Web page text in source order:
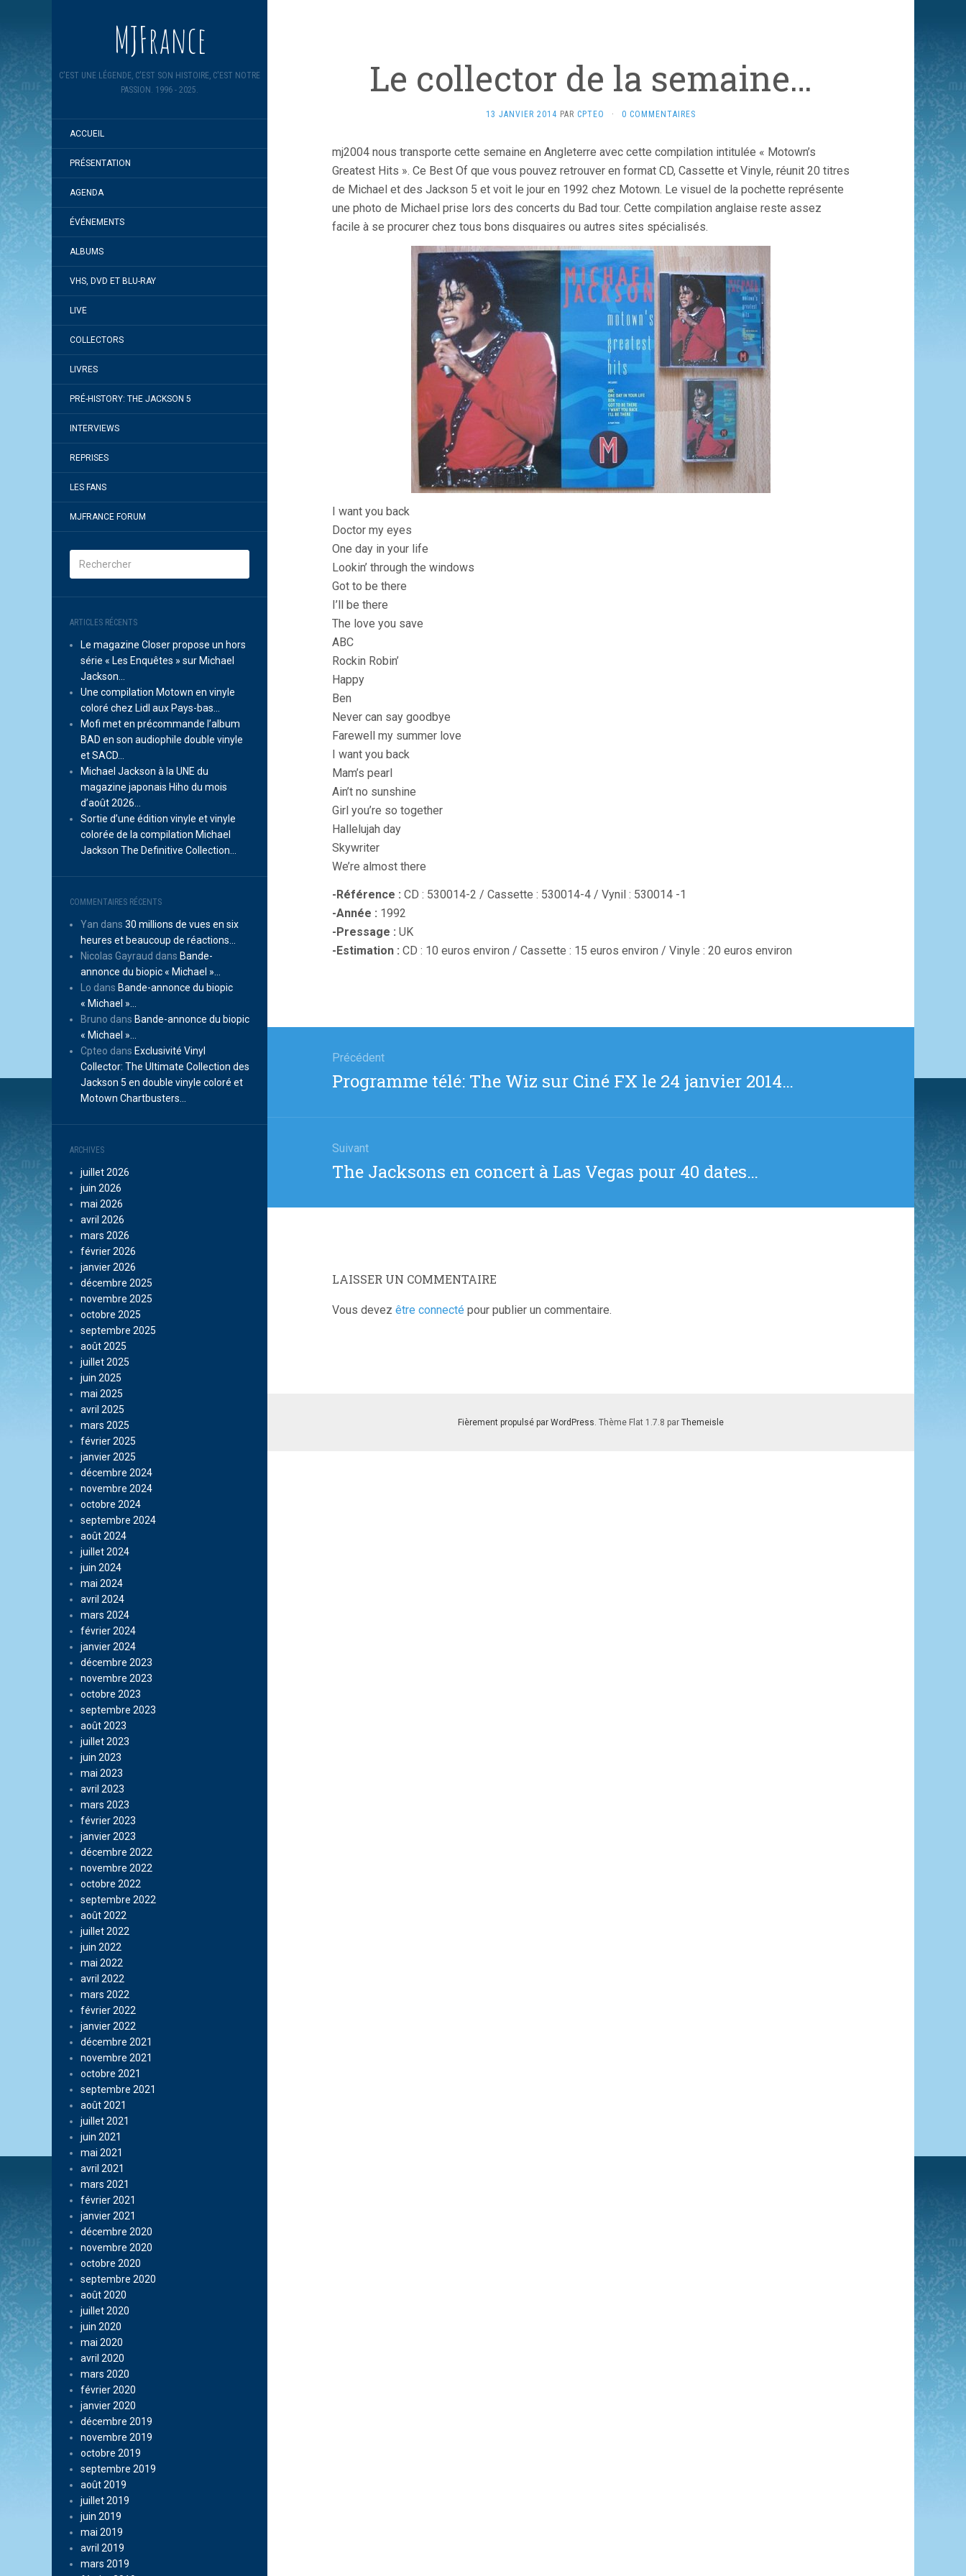
MJFrance
C'EST UNE LÉGENDE, C'EST SON HISTOIRE, C'EST NOTRE
PASSION. 1996 - 2025.
ACCUEIL
PRÉSENTATION
AGENDA
ÉVÉNEMENTS
ALBUMS
VHS, DVD ET BLU-RAY
LIVE
COLLECTORS
LIVRES
PRÉ-HISTORY: THE JACKSON 5
INTERVIEWS
REPRISES
LES FANS
MJFRANCE FORUM
ARTICLES RÉCENTS
Le magazine Closer propose un hors
série « Les Enquêtes » sur Michael
Jackson…
Une compilation Motown en vinyle
coloré chez Lidl aux Pays-bas…
Mofi met en précommande l’album
BAD en son audiophile double vinyle
et SACD…
Michael Jackson à la UNE du
magazine japonais Hiho du mois
d’août 2026…
Sortie d’une édition vinyle et vinyle
colorée de la compilation Michael
Jackson The Definitive Collection…
COMMENTAIRES RÉCENTS
Yan dans 30 millions de vues en six
heures et beaucoup de réactions…
Nicolas Gayraud dans Bande-
annonce du biopic « Michael »…
Lo dans Bande-annonce du biopic
« Michael »…
Bruno dans Bande-annonce du biopic
« Michael »…
Cpteo dans Exclusivité Vinyl
Collector: The Ultimate Collection des
Jackson 5 en double vinyle coloré et
Motown Chartbusters…
ARCHIVES
juillet 2026
juin 2026
mai 2026
avril 2026
mars 2026
février 2026
janvier 2026
décembre 2025
novembre 2025
octobre 2025
septembre 2025
août 2025
juillet 2025
juin 2025
mai 2025
avril 2025
mars 2025
février 2025
janvier 2025
décembre 2024
novembre 2024
octobre 2024
septembre 2024
août 2024
juillet 2024
juin 2024
mai 2024
avril 2024
mars 2024
février 2024
janvier 2024
décembre 2023
novembre 2023
octobre 2023
septembre 2023
août 2023
juillet 2023
juin 2023
mai 2023
avril 2023
mars 2023
février 2023
janvier 2023
décembre 2022
novembre 2022
octobre 2022
septembre 2022
août 2022
juillet 2022
juin 2022
mai 2022
avril 2022
mars 2022
février 2022
janvier 2022
décembre 2021
novembre 2021
octobre 2021
septembre 2021
août 2021
juillet 2021
juin 2021
mai 2021
avril 2021
mars 2021
février 2021
janvier 2021
décembre 2020
novembre 2020
octobre 2020
septembre 2020
août 2020
juillet 2020
juin 2020
mai 2020
avril 2020
mars 2020
février 2020
janvier 2020
décembre 2019
novembre 2019
octobre 2019
septembre 2019
août 2019
juillet 2019
juin 2019
mai 2019
avril 2019
mars 2019
Le collector de la semaine…
13 JANVIER 2014 PAR CPTEO · 0 COMMENTAIRES
mj2004 nous transporte cette semaine en Angleterre avec cette compilation intitulée « Motown’s
Greatest Hits ». Ce Best Of que vous pouvez retrouver en format CD, Cassette et Vinyle, réunit 20 titres
de Michael et des Jackson 5 et voit le jour en 1992 chez Motown. Le visuel de la pochette représente
une photo de Michael prise lors des concerts du Bad tour. Cette compilation anglaise reste assez
facile à se procurer chez tous bons disquaires ou autres sites spécialisés.
I want you back
Doctor my eyes
One day in your life
Lookin’ through the windows
Got to be there
I’ll be there
The love you save
ABC
Rockin Robin’
Happy
Ben
Never can say goodbye
Farewell my summer love
I want you back
Mam’s pearl
Ain’t no sunshine
Girl you’re so together
Hallelujah day
Skywriter
We’re almost there
-Référence : CD : 530014-2 / Cassette : 530014-4 / Vynil : 530014 -1
-Année : 1992
-Pressage : UK
-Estimation : CD : 10 euros environ / Cassette : 15 euros environ / Vinyle : 20 euros environ
l’article
Précédent
Article
précédent
Programme télé: The Wiz sur Ciné FX le 24 janvier 2014…
Suivant
Article
The Jacksons en concert à Las Vegas pour 40 dates…
LAISSER UN COMMENTAIRE
Vous devez être connecté pour publier un commentaire.
Fièrement propulsé par WordPress. Thème Flat 1.7.8 par Themeisle